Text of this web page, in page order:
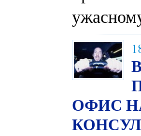
ОФИС